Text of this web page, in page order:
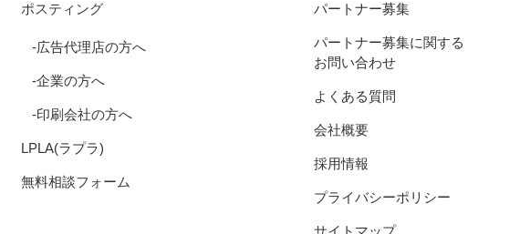
ポスティング
広告代理店の方へ
企業の方へ
印刷会社の方へ
LPLA(ラプラ)
無料相談フォーム
パートナー募集
パートナー募集に関する
お問い合わせ
よくある質問
会社概要
採用情報
プライバシーポリシー
サイトマップ